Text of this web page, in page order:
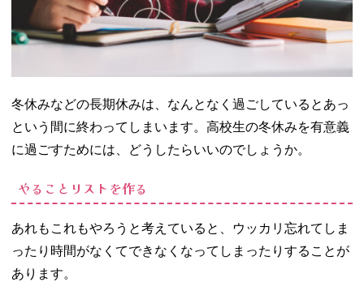
冬休みなどの長期休みは、なんとなく過ごしているとあっ
という間に終わってしまいます。高校生の冬休みを有意義
に過ごすためには、どうしたらいいのでしょうか。
やることリストを作る
あれもこれもやろうと考えていると、ウッカリ忘れてしま
ったり時間がなくてできなくなってしまったりすることが
あります。